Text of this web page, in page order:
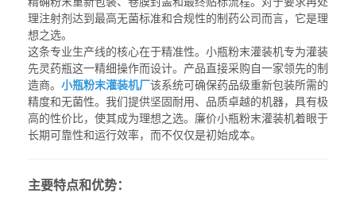
理注射剂达到最高无菌标准和合规性的制药公司而言，它是理
想之选。
这条专业生产线的核心在于精准性。 小瓶粉末灌装机专为灌装
先灵药瓶这一精细操作而设计。产品直接采购自一家领先的制
造商。 小瓶粉末灌装机厂该系统可确保药品级重新包装所需的
精度和无菌性。我们提供坚固耐用、品质卓越的机器，具有极
高的性价比，使其成为理想之选。 廉价小瓶粉末灌装机着眼于
长期可靠性和运行效率，而不仅仅是初始成本。
主要特点和优势：